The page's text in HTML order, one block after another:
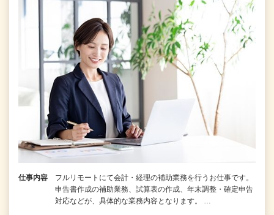
仕事内容
フルリモートにて会計・経理の補助業務を行うお仕事です。
申告書作成の補助業務、試算表の作成、年末調整・確定申告
対応などが、具体的な業務内容となります。 …